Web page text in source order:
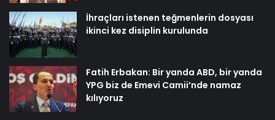
İhraçları istenen teğmenlerin dosyası
ikinci kez disiplin kurulunda
Fatih Erbakan: Bir yanda ABD, bir yanda
YPG biz de Emevi Camii’nde namaz
kılıyoruz